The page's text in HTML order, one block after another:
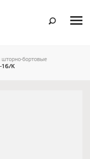
бортовые
16/K